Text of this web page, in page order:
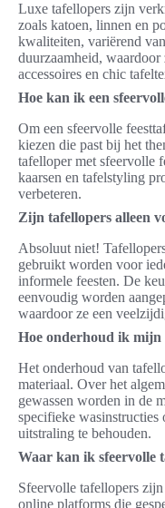
Luxe tafellopers zijn
zoals katoen, linnen en
kwaliteiten, variërend
duurzaamheid,
accessoires en chic
Hoe kan ik een
Om een sfeervolle
kiezen die past bij het
tafelloper met sfeervolle
kaarsen en tafelstyling
verbeteren.
Zijn tafellopers alleen
Absoluut niet!
gebruikt worden voor
informele feesten. De
eenvoudig worden
waardoor ze een
Hoe onderhoud ik mijn
Het onderhoud van
materiaal. Over het
gewassen worden in de
specifieke
uitstraling te behouden.
Waar kan ik sfeervolle
Sfeervolle tafellopers
online platforms die